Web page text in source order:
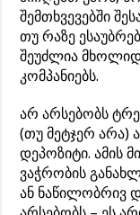
შემთხვევებში
თუ რაზე
შეუძლია
კომპანიებს.
არ არსებობს
(თუ მეტჯერ
დეპოზიტი. ამის
ვაჭრობის
ან ნაწილობრივ